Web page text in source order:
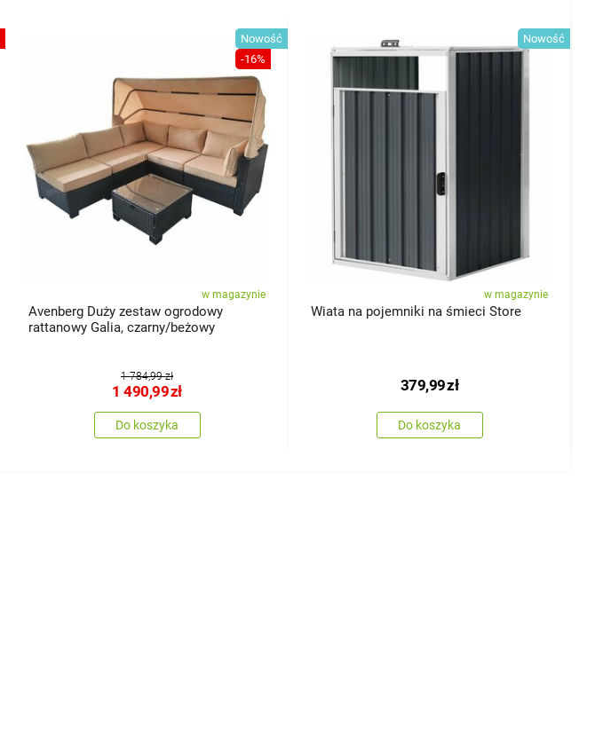
Nowość
-16%
w magazynie
Avenberg Duży zestaw ogrodowy
rattanowy Galia, czarny/beżowy
1 784,99 zł
1 490,99zł
Do koszyka
Nowość
w magazynie
Wiata na pojemniki na śmieci Store
379,99zł
Do koszyka